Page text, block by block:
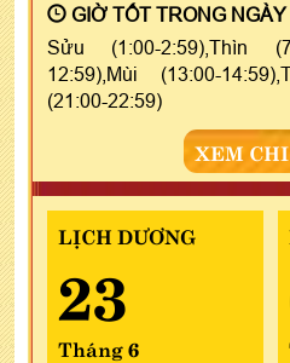
GIỜ TỐT TRONG NGÀY
Sửu (1:00-2:59),Thìn
12:59),Mùi (13:00-
(21:00-22:59)
XEM
LỊCH DƯƠNG
23
Tháng 6